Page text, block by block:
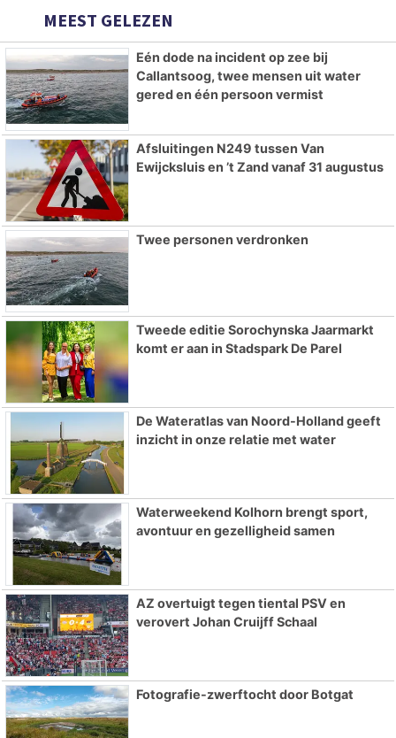
MEEST GELEZEN
Eén dode na incident op zee bij
Callantsoog, twee mensen uit water
gered en één persoon vermist
Afsluitingen N249 tussen Van
Ewijcksluis en ’t Zand vanaf 31 augustus
Twee personen verdronken
Tweede editie Sorochynska Jaarmarkt
komt er aan in Stadspark De Parel
De Wateratlas van Noord-Holland geeft
inzicht in onze relatie met water
Waterweekend Kolhorn brengt sport,
avontuur en gezelligheid samen
AZ overtuigt tegen tiental PSV en
verovert Johan Cruijff Schaal
Fotografie-zwerftocht door Botgat